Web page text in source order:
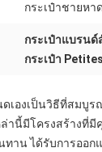
กระเป๋าชายหาด
กระเป๋าแบรน
กระเป๋า
เองเป็นวิธีที่สมบูร
ล่านี้มีโครงสร้างที่
าน ได้รับการออ